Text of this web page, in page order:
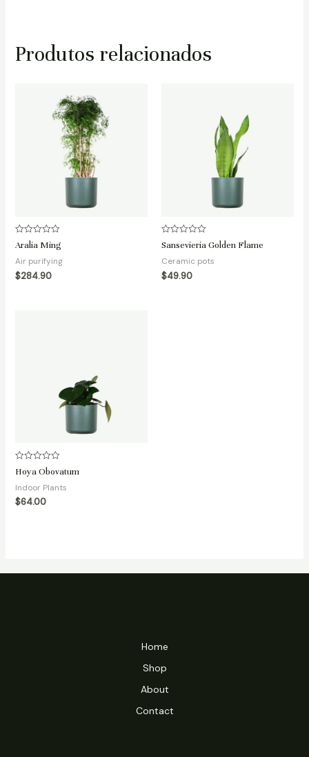
Produtos relacionados
Avaliação
0
de
5
Aralia Ming
Air purifying
$284.90
Avaliação
0
de
5
Sansevieria Golden Flame
Ceramic pots
$49.90
Avaliação
0
de
5
Hoya Obovatum
Indoor Plants
$64.00
Home
Shop
About
Contact